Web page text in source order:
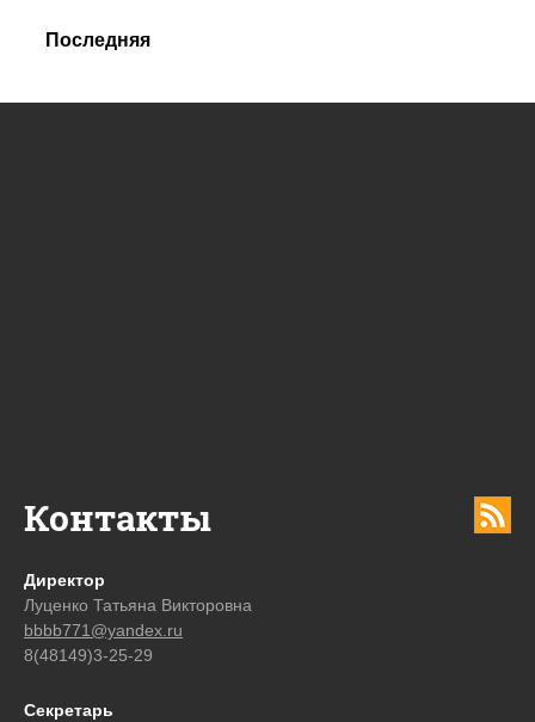
Последняя
Контакты
Директор
Луценко Татьяна Викторовна
bbbb771@yandex.ru
8(48149)3-25-29
Секретарь